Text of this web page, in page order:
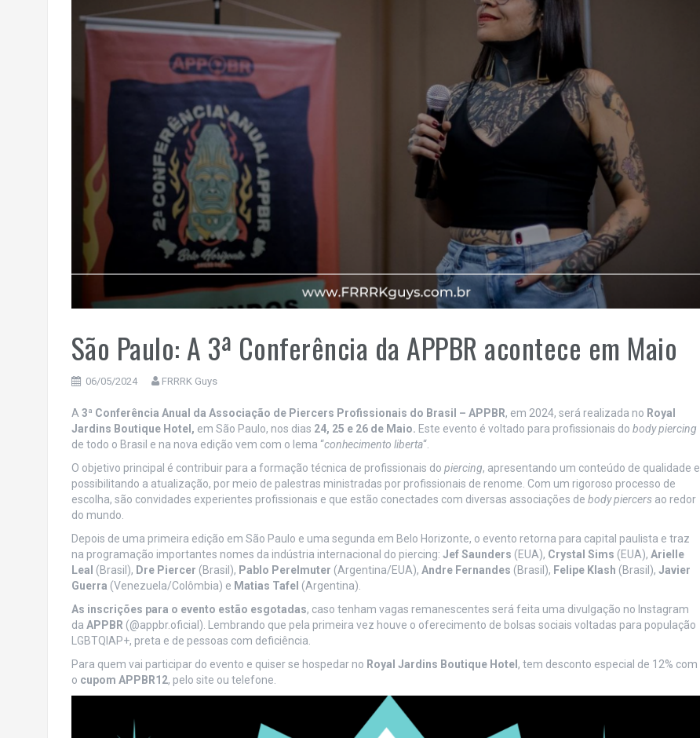
São Paulo: A 3ª Conferência da APPBR acontece em Maio
06/05/2024 FRRRK Guys
A3ª Conferência Anual da Associação de Piercers Profissionais do Brasil – APPBR, em 2024, será realizada no Royal
Jardins Boutique Hotel, em São Paulo, nos dias 24, 25 e 26 de Maio. Este evento é voltado para profissionais do body piercing
de todo o Brasil e na nova edição vem com o lema “conhecimento liberta“.
O objetivo principal é contribuir para a formação técnica de profissionais do piercing, apresentando um conteúdo de qualidade e
possibilitando a atualização, por meio de palestras ministradas por profissionais de renome. Com um rigoroso processo de
escolha, são convidades experientes profissionais e que estão conectades com diversas associações de body piercersao redor
do mundo.
Depois de uma primeira edição em São Paulo e uma segunda em Belo Horizonte, o evento retorna para capital paulista e traz
na programação importantes nomes da indústria internacional do piercing: Jef Saunders (EUA), Crystal Sims (EUA), Arielle
Leal (Brasil), Dre Piercer (Brasil), Pablo Perelmuter (Argentina/EUA), Andre Fernandes (Brasil), Felipe Klash (Brasil), Javier
Guerra (Venezuela/Colômbia) e Matias Tafel (Argentina).
As inscrições para o evento estão esgotadas, caso tenham vagas remanescentes será feita uma divulgação no Instagram
da APPBR (@appbr.oficial). Lembrando que pela primeira vez houve o oferecimento de bolsas sociais voltadas para população
LGBTQIAP+, preta e de pessoas com deficiência.
Para quem vai participar do evento e quiser se hospedar no Royal Jardins Boutique Hotel , tem desconto especial de 12% com
o cupom APPBR12, pelo site ou telefone.